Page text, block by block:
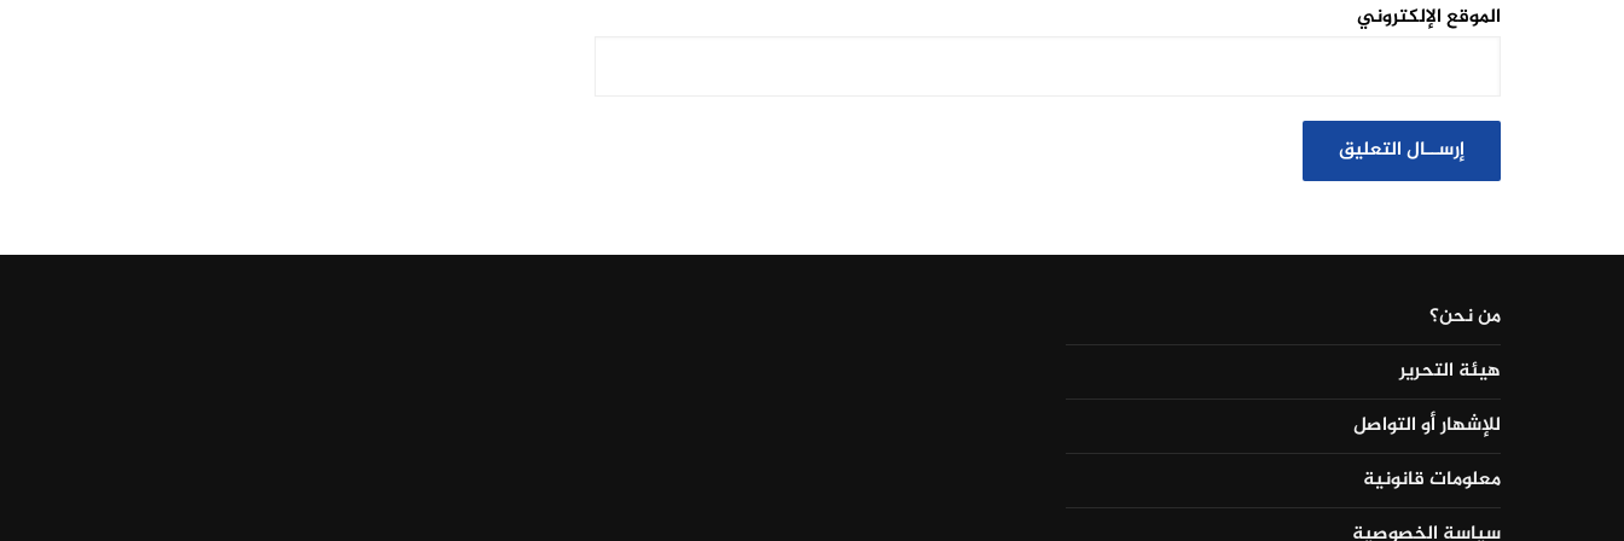
الموقع الإلكتروني
من نحن؟
هيئة التحرير
للإشهار أو التواصل
معلومات قانونية
سياسة الخصوصية